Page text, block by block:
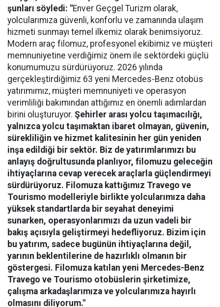
şunları söyledi: "Enver Geçgel Turizm olarak,
yolcularımıza güvenli, konforlu ve zamanında ulaşım
hizmeti sunmayı temel ilkemiz olarak benimsiyoruz.
Modern araç filomuz, profesyonel ekibimiz ve müşteri
memnuniyetine verdiğimiz önem ile sektördeki güçlü
konumumuzu sürdürüyoruz. 2026 yılında
gerçekleştirdiğimiz 63 yeni Mercedes-Benz otobüs
yatırımımız, müşteri memnuniyeti ve operasyon
verimliliği bakımından attığımız en önemli adımlardan
birini oluşturuyor. Şehirler arası yolcu taşımacılığı,
yalnızca yolcu taşımaktan ibaret olmayan, güvenin,
sürekliliğin ve hizmet kalitesinin her gün yeniden
inşa edildiği bir sektör. Biz de yatırımlarımızı bu
anlayış doğrultusunda planlıyor, filomuzu geleceğin
ihtiyaçlarına cevap verecek araçlarla güçlendirmeyi
sürdürüyoruz. Filomuza kattığımız Travego ve
Tourismo modelleriyle birlikte yolcularımıza daha
yüksek standartlarda bir seyahat deneyimi
sunarken, operasyonlarımızı da uzun vadeli bir
bakış açısıyla geliştirmeyi hedefliyoruz. Bizim için
bu yatırım, sadece bugünün ihtiyaçlarına değil,
yarının beklentilerine de hazırlıklı olmanın bir
göstergesi. Filomuza katılan yeni Mercedes-Benz
Travego ve Tourismo otobüslerin şirketimize,
çalışma arkadaşlarımıza ve yolcularımıza hayırlı
olmasını diliyorum."